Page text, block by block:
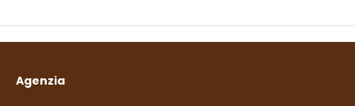
Agenzia